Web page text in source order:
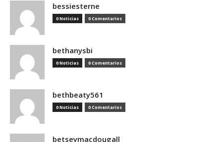
bessiesterne
0 Noticias 0 Comentarios
bethanysbi
0 Noticias 0 Comentarios
bethbeaty561
0 Noticias 0 Comentarios
betseymacdougall